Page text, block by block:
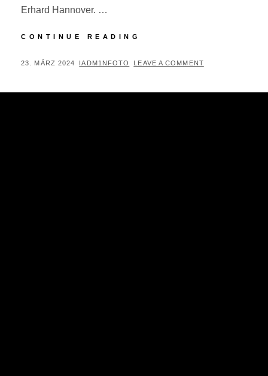
Erhard Hannover. …
CONTINUE READING
TON
POSTED
23. MÄRZ 2024 BY
IADM1NFOTO LEAVE A COMMENT